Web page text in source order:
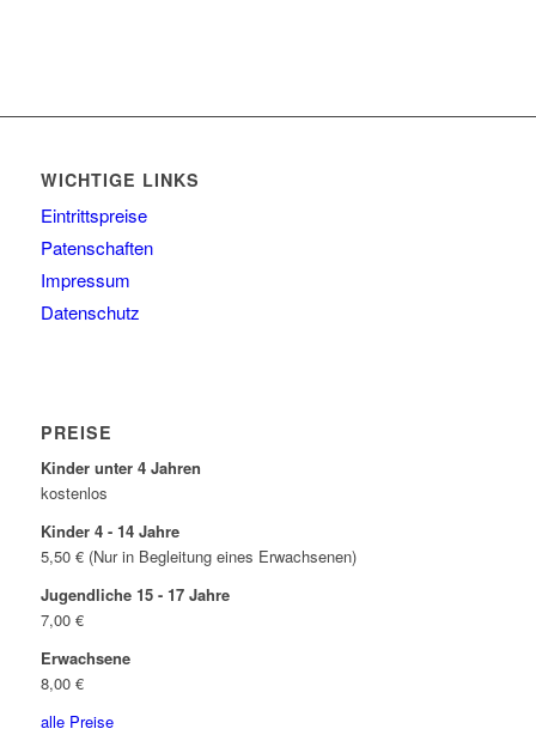
WICHTIGE LINKS
Eintrittspreise
Patenschaften
Impressum
Datenschutz
PREISE
Kinder unter 4 Jahren
kostenlos
Kinder 4 - 14 Jahre
5,50 € (Nur in Begleitung eines Erwachsenen)
Jugendliche 15 - 17 Jahre
7,00 €
Erwachsene
8,00 €
alle Preise